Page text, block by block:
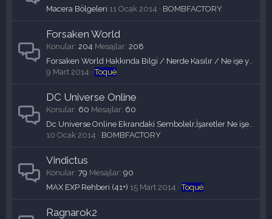
Macera Bölgeleri 11 Ocak 2014 BOMBFACTORY
Forsaken World
Konular 204 Mesajlar 208
9 Mart 2014
Toqué
DC Universe Online
Konular 60 Mesajlar 60
10 Ocak 2014
BOMBFACTORY
Vindictus
Konular 79 Mesajlar 90
MAX EXP Rehberi (41+) 15 Mart 2014 Toqué
Ragnarok2